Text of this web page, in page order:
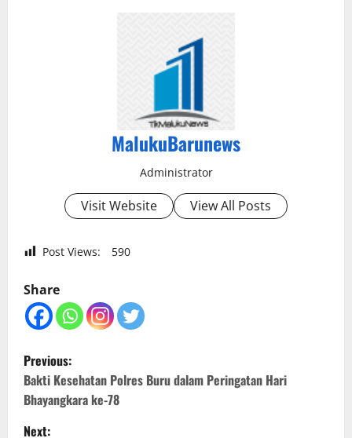
MalukuBarunews
Administrator
Visit Website View All Posts
Post Views: 590
Share
P
o
s
Previous:
Bakti Kesehatan Polres Buru dalam Peringatan Hari
Bhayangkara ke-78
Next: